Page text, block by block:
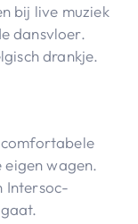
bij live muziek
dansvloer.
drankje.
comfortabele
wagen.
Intersoc-